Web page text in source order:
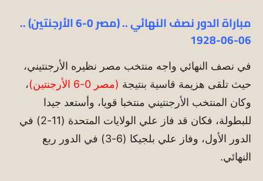
مباراة الدور نصف النهائي .. (مصر 0-6 الأرجنتين) ..
06-06-1928
في نصف النهائي واجه منتخب مصر نظيره الأرجنتيني،
حيث تلقى هزيمة قاسية بنتيجة (مصر 0-6 الأرجنتين)
،
وكان المنتخب الأرجنتيني منتخبا قويا، وأستعد جيدا
للبطولة، فكان قد فاز علي الولايات المتحدة (11-2) في
الدور الأول، وفاز علي بلجيكا (6-3) في الدور ربع
النهائي.